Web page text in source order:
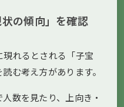
の傾向」を確認
れるとされる「子宝
む考え方があります。
数を見たり、上向き・